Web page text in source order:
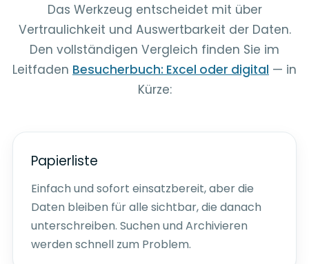
Das Werkzeug entscheidet mit über
Vertraulichkeit und Auswertbarkeit der Daten.
Den vollständigen Vergleich finden Sie im
Leitfaden Besucherbuch: Excel oder digital — in
Kürze:
Papierliste
Einfach und sofort einsatzbereit, aber die
Daten bleiben für alle sichtbar, die danach
unterschreiben. Suchen und Archivieren
werden schnell zum Problem.